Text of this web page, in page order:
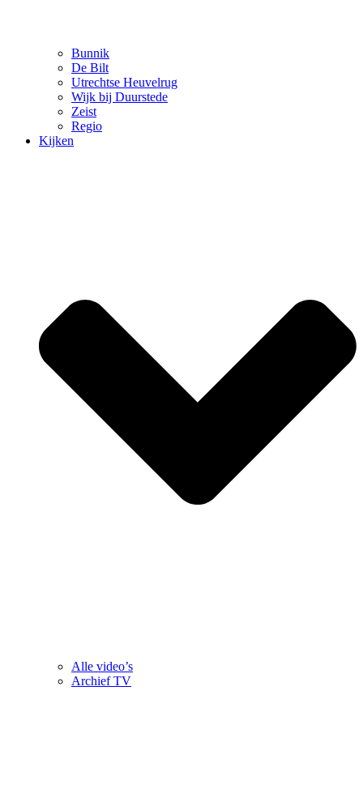
Bunnik
De Bilt
Utrechtse Heuvelrug
Wijk bij Duurstede
Zeist
Regio
Kijken
Alle video’s
Archief TV